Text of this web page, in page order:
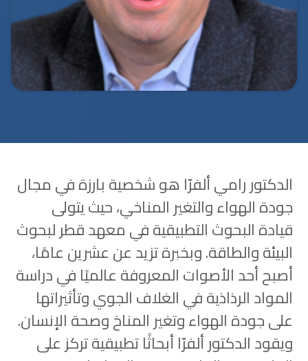
الدكتور رامي ألفرّا هو شخصية بارزة في مجال
جودة الهواء والتغير المناخي، حيث يتولى
قيادة البحوث التطبيقية في معهد قطر لبحوث
البيئة والطاقة. وبخبرة تزيد عن عشرين عامًا،
أصبح أحد الأصوات المعروفة عالميًا في دراسة
المواد الرذاذية في الغلاف الجوي وتأثيراتها
على جودة الهواء وتغير المناخ وصحة الإنسان.
ويقود الدكتور ألفرّا أبحاثًا تطبيقية تركز على